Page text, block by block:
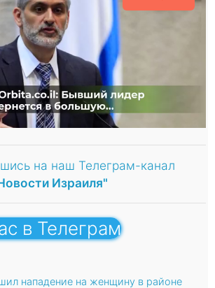
на наш Телеграм-канал
Израиля"
в Телеграм
нападение на женщину в районе